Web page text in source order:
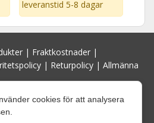
leveranstid 5-8 dagar
| Fraktkostnader |
| Returpolicy | Allmänna
cookies för att analysera